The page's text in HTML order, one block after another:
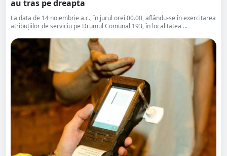
au tras pe dreapta
La data de 14 noiembrie a.c., în jurul orei 00.00, aflându-se în exercitarea
atribuțiilor de serviciu pe Drumul Comunal 193, în localitatea ...